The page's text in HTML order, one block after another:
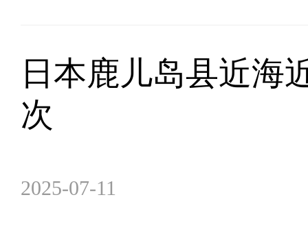
日本鹿儿岛县近海
次
2025-07-11